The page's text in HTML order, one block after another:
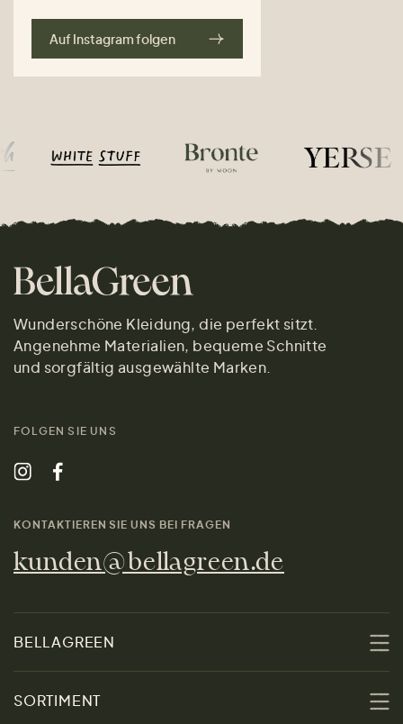
Auf Instagram folgen
Wunderschöne Kleidung, die perfekt sitzt.
Angenehme Materialien, bequeme Schnitte
und sorgfältig ausgewählte Marken.
FOLGEN SIE UNS
KONTAKTIEREN SIE UNS BEI FRAGEN
kunden@bellagreen.de
BELLAGREEN
SORTIMENT